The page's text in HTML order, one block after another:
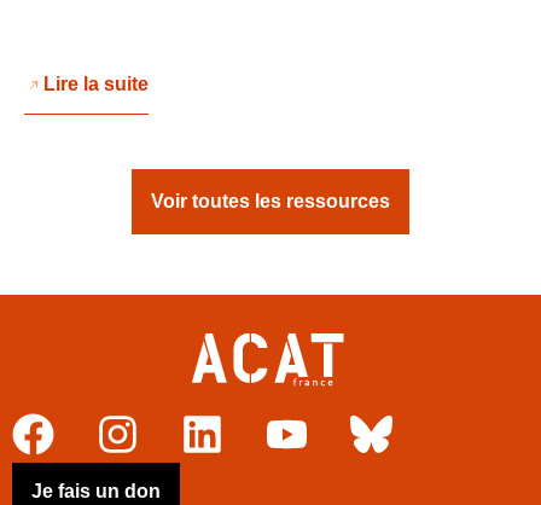
Lire la suite
Voir toutes les ressources
Je fais un don